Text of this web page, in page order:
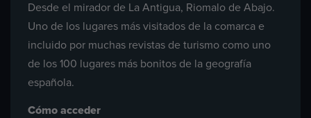
Desde el mirador de La Antigua, Riomalo de Abajo.
Uno de los lugares más visitados de la comarca e
incluido por muchas revistas de turismo como uno
de los 100 lugares más bonitos de la geografía
española.
Cómo acceder